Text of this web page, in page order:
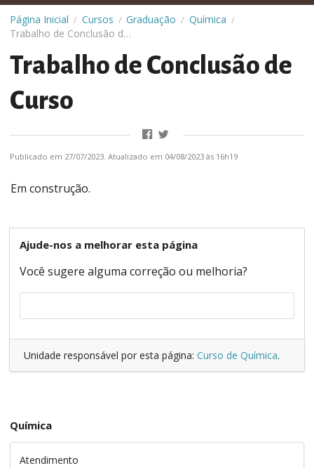
Página Inicial / Cursos / Graduação / Química /
Trabalho de Conclusão de Curso
Trabalho de Conclusão de
Curso
Publicado em 27/07/2023. Atualizado em 04/08/2023 às 16h19
Em construção.
Ajude-nos a melhorar esta página
Você sugere alguma correção ou melhoria?
Unidade responsável por esta página: Curso de Química.
Química
Atendimento